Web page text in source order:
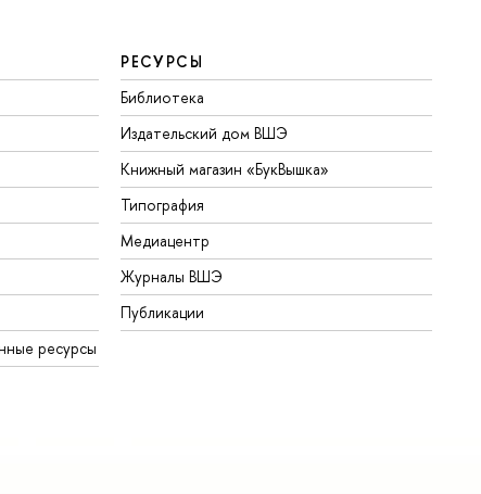
ресурсы
РЕСУРСЫ
Библиотека
Издательский дом ВШЭ
Книжный магазин «БукВышка»
Типография
Медиацентр
Журналы ВШЭ
Публикации